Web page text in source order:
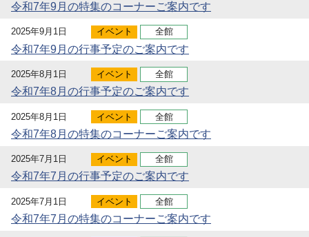
令和7年9月の特集のコーナーご案内です
2025年9月1日 イベント 全館
令和7年9月の行事予定のご案内です
2025年8月1日 イベント 全館
令和7年8月の行事予定のご案内です
2025年8月1日 イベント 全館
令和7年8月の特集のコーナーご案内です
2025年7月1日 イベント 全館
令和7年7月の行事予定のご案内です
2025年7月1日 イベント 全館
令和7年7月の特集のコーナーご案内です